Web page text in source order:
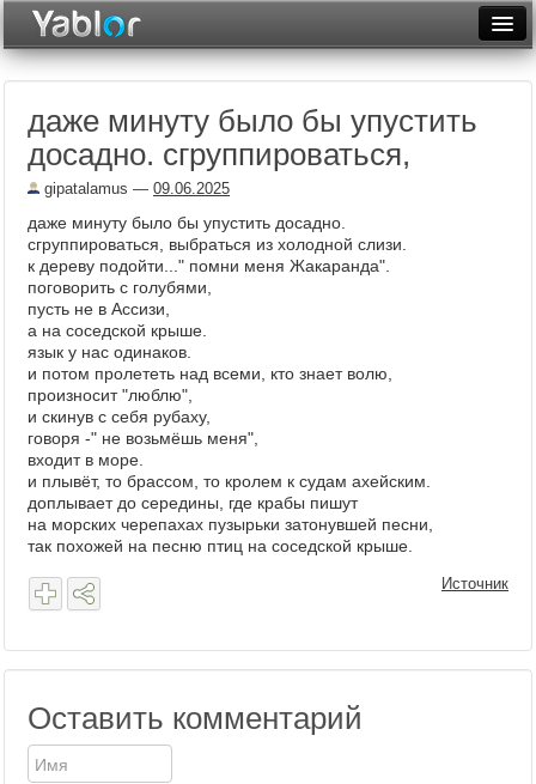
Неделя
Месяц
Архив
даже минуту было бы упустить
досадно. сгруппироваться,
gipatalamus — 09.06.2025
даже минуту было бы упустить досадно.
сгруппироваться, выбраться из холодной слизи.
к дереву подойти..." помни меня Жакаранда".
поговорить с голубями,
пусть не в Ассизи,
а на соседской крыше.
язык у нас одинаков.
и потом пролететь над всеми, кто знает волю,
произносит "люблю",
и скинув с себя рубаху,
говоря -" не возьмёшь меня",
входит в море.
и плывёт, то брасcом, то кролем к судам ахейским.
доплывает до середины, где крабы пишут
на морских черепахах пузырьки затонувшей песни,
так похожей на песню птиц на соседской крыше.
Источник
Оставить комментарий